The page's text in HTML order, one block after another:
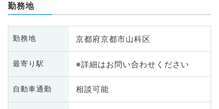
勤務地
勤務地 京都府京都市山科区
最寄り駅 ※詳細はお問い合わせください
自動車通勤 相談可能